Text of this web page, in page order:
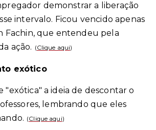
demonstrar a liberação
intervalo. Ficou vencido apenas
Fachin, que entendeu pela
ação. (Clique aqui)
exótico
"exótica" a ideia de descontar o
lembrando que eles
(Clique aqui)